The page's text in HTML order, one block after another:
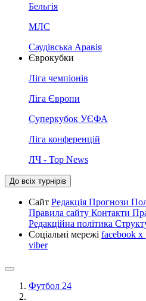
Бельгія
МЛС
Саудівська Аравія
Єврокубки
Ліга чемпіонів
Ліга Європи
Суперкубок УЄФА
Ліга конференцій
ЛЧ - Top News
До всіх турнірів
Сайт Редакція Прогнози
Правила сайту Контакти
Редакційна політика
Соціальні мережі facebook x
viber
Футбол 24